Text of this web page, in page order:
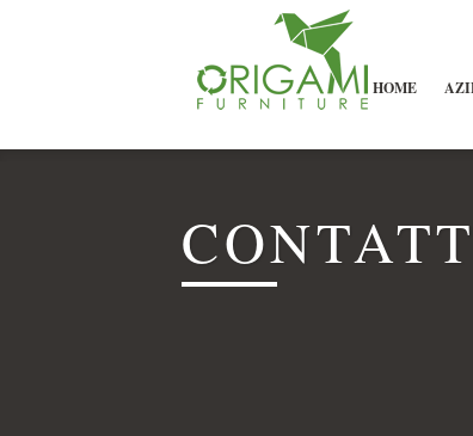
HOME